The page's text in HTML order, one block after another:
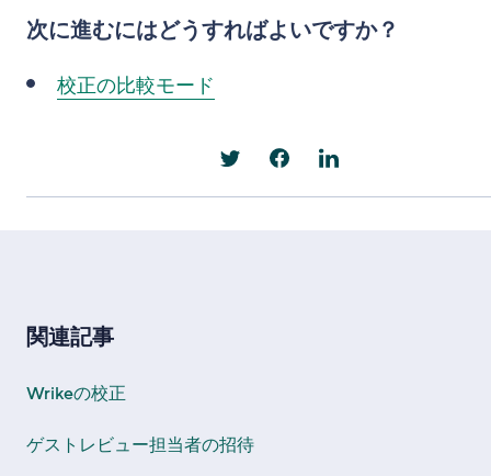
次に進むにはどうすればよいですか？
校正の比較モード
関連記事
Wrikeの校正
ゲストレビュー担当者の招待